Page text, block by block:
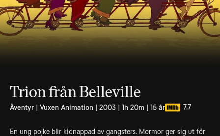
Trion från Belleville
Äventyr | Vuxen Animation | 2003 | 1h 20m | 15 år 7.7
En ung pojke blir kidnappad av gangsters. Mormor ger sig ut för